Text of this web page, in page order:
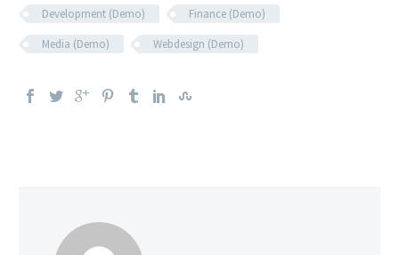
Development (Demo)
Finance (Demo)
Media (Demo)
Webdesign (Demo)